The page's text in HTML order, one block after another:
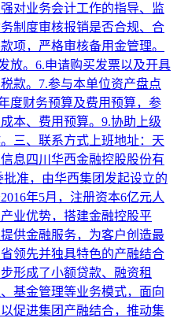
对业务会计工作的指导、监
制度审核报销是否合规、合
项，严格审核备用金管理。
放。6.申请购买发票以及开具
款。7.参与本单位资产盘点
度财务预算及费用预算，参
本、费用预算。9.协助上级
三、联系方式上班地址：天
息四川华西金融控股股份有
准，由华西集团发起设立的
年5月，注册资本6亿元人
业优势，搭建金融控股平
供金融服务，为客户创造最
领先并独具特色的产融结合
形成了小额贷款、融资租
基金管理等业务模式，面向
促进集团产融结合，推动集